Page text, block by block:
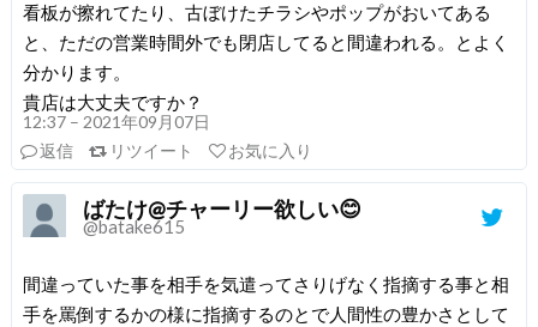
看板が擦れてたり、古ぼけたチラシやポップがおいてある
と、ただの営業時間外でも閉店してると間違われる。とよく
分かります。
貴店は大丈夫ですか？
12:37 – 2021年09月07日
返信
リツイート お気に入り
ばたけ@チャーリー欲しい😊
@batake615
間違っていた事を相手を気遣ってさりげなく指摘する事と相
手を罵倒するかの様に指摘するのとで人間性の豊かさとして